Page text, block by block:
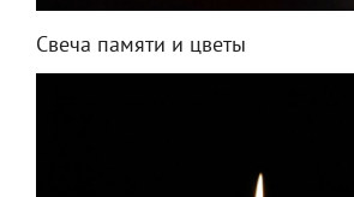
Свеча памяти и цветы